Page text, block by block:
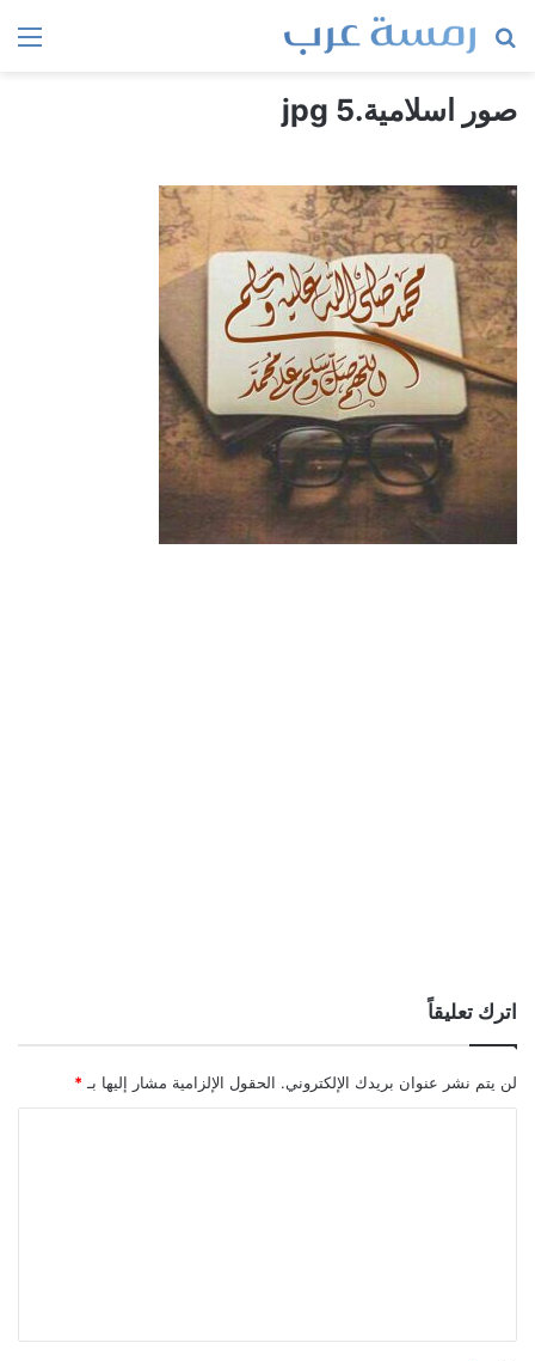
بحث
صور اسلامية.jpg 5
اترك تعليقاً
لن يتم نشر عنوان بريدك الإلكتروني. الحقول الإلزامية مشار إليها بـ *
ق